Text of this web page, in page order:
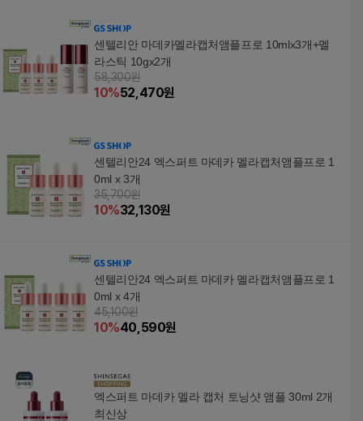
센텔리안 마데카멜라캡처앰플프로 10mlx3개+멜
라스틱 10gx2개
58,300원
10%52,470원
센텔리안24 엑스퍼트 마데카 멜라캡처앰플프로 1
0ml x 3개
35,700원
10%32,130원
센텔리안24 엑스퍼트 마데카 멜라캡처앰플프로 1
0ml x 4개
45,100원
10%40,590원
엑스퍼트 마데카 멜라 캡처 토닝샷 앰플 30ml 2개
최신상